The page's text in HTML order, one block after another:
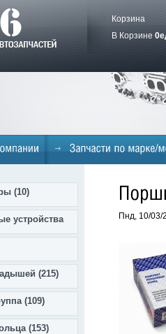
Корзина
В Корзине 0
(10)
устройства
(215)
(109)
(153)
Пнд, 10/03/